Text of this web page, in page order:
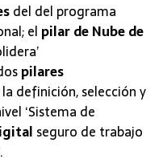
del del programa
el pilar de Nube de
pilares
definición, selección y
‘Sistema de
seguro de trabajo